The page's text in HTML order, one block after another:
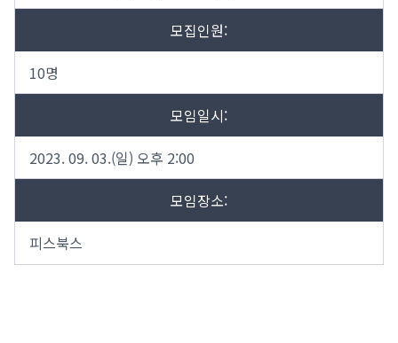
모집인원:
10명
모임일시:
2023. 09. 03.(일) 오후 2:00
모임장소:
피스북스